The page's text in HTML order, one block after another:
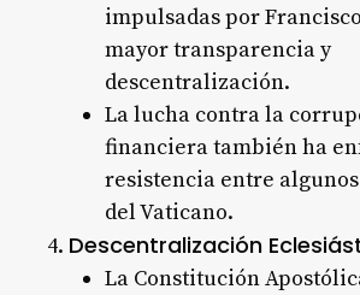
impulsadas por
mayor transparencia y
descentralización.
La lucha contra la
financiera también ha
resistencia entre
del Vaticano.
Descentralización
La Constitución